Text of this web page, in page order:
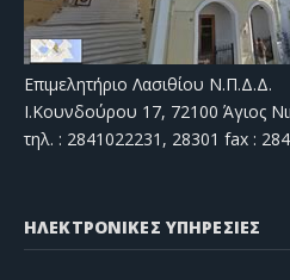
Επιμελητήριο Λασιθίου Ν.Π.Δ.Δ.
Ι.Κουνδούρου 17, 72100 Άγιος
τηλ. : 2841022231, 28301 fax :
ΗΛΕΚΤΡΟΝΙΚΕΣ ΥΠΗΡΕΣΙΕΣ